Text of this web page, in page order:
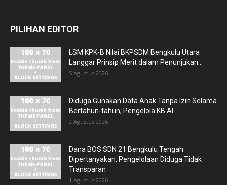
PILIHAN EDITOR
LSM KPK-B Nilai BKPSDM Bengkulu Utara
Langgar Prinsip Merit dalam Penunjukan...
5 Agustus 2026
Diduga Gunakan Data Anak Tanpa Izin Selama
Bertahun-tahun, Pengelola KB Al...
2 Agustus 2026
Dana BOS SDN 21 Bengkulu Tengah
Dipertanyakan, Pengelolaan Diduga Tidak
Transparan
1 Agustus 2026